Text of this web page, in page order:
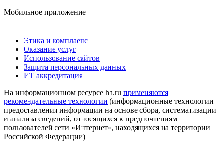
Мобильное приложение
Этика и комплаенс
Оказание услуг
Использование сайтов
Защита персональных данных
ИТ аккредитация
На информационном ресурсе hh.ru применяются
рекомендательные технологии (информационные технологии
предоставления информации на основе сбора, систематизации
и анализа сведений, относящихся к предпочтениям
пользователей сети «Интернет», находящихся на территории
Российской Федерации)